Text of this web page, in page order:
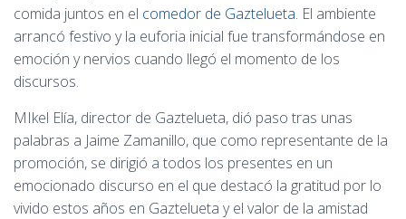
comida juntos en el comedor de Gaztelueta. El ambiente
arrancó festivo y la euforia inicial fue transformándose en
emoción y nervios cuando llegó el momento de los
discursos.
MIkel Elía, director de Gaztelueta, dió paso tras unas
palabras a Jaime Zamanillo, que como representante de la
promoción, se dirigió a todos los presentes en un
emocionado discurso en el que destacó la gratitud por lo
vivido estos años en Gaztelueta y el valor de la amistad